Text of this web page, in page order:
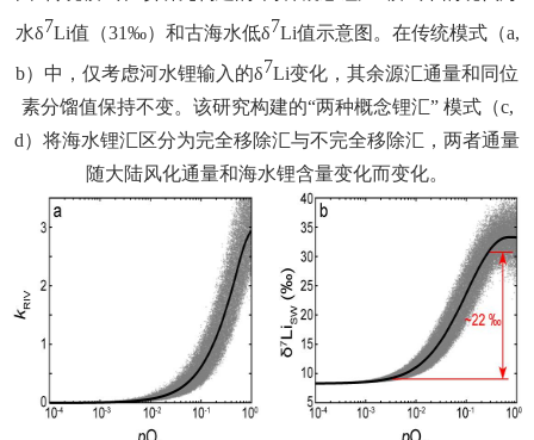
水δ7Li值（31‰）和古海水低δ7Li值示意图。在传统模式（a,
b）中，仅考虑河水锂输入的δ7Li变化，其余源汇通量和同位
素分馏值保持不变。该研究构建的“两种概念锂汇” 模式（c,
d）将海水锂汇区分为完全移除汇与不完全移除汇，两者通量
随大陆风化通量和海水锂含量变化而变化。